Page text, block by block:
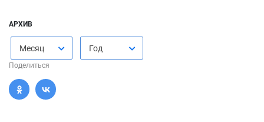
АРХИВ
Месяц Год
Поделиться